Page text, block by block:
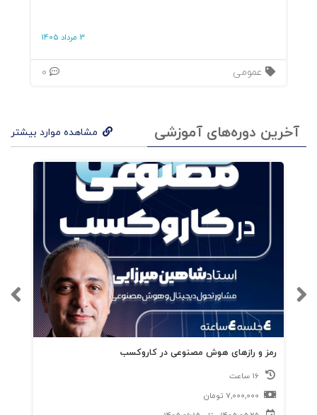
فصل2: اتوماسیون وظایف تکراری در بخش خدمات
افزوده می‌شود
فصل5: چگونه هوش مصنوعی مشارکتی کار شما را
دگرگون می‌کند
فصل6: 7کلید برای موفقیت اولین پروژه هوش
مصنوعی
فصل7: توسعه‌ی فناوری
فصل8: آینده‌ی فناوری هوش مصنوعی
3 مرداد 1405
عمومی
آخرین دوره‌های آموزشی مشاهده موارد بیشتر
رمز و رازهای هوش مصنوعی در کاروکسب
7,000,000 تومان